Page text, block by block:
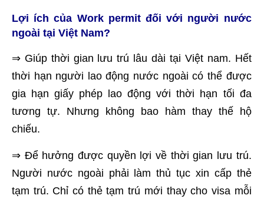
Lợi ích của Work permit đối với người nước
ngoài tại Việt Nam?
⇒ Giúp thời gian lưu trú lâu dài tại Việt nam. Hết
thời hạn người lao động nước ngoài có thể được
gia hạn giấy phép lao động với thời hạn tối đa
tương tự. Nhưng không bao hàm thay thế hộ
chiếu.
⇒ Để hưởng được quyền lợi về thời gian lưu trú.
Người nước ngoài phải làm thủ tục xin cấp thẻ
tạm trú. Chỉ có thẻ tạm trú mới thay cho visa mỗi